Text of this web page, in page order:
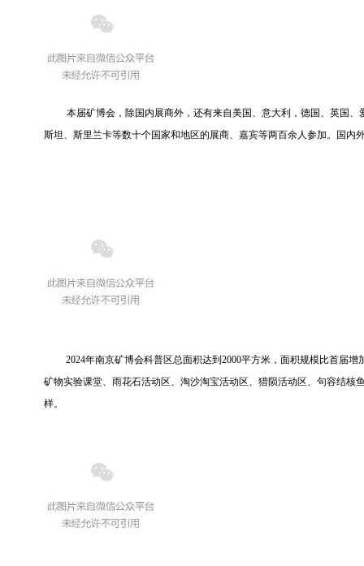
本届矿博会，除国内展商外，还有来自美国、意大利，德国、英国
斯坦、斯里兰卡等数十个国家和地区的展商、嘉宾等两百余人参加。国
2024年南京矿博会科普区总面积达到2000平方米，面积规模比首届
矿物实验课堂、雨花石活动区、淘沙淘宝活动区、猎陨活动区、句容结
样。